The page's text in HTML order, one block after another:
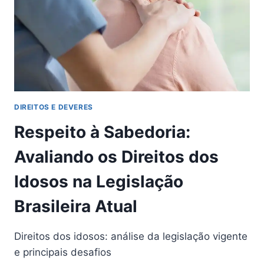
DIREITOS E DEVERES
Respeito à Sabedoria:
Avaliando os Direitos dos
Idosos na Legislação
Brasileira Atual
Direitos dos idosos: análise da legislação vigente
e principais desafios